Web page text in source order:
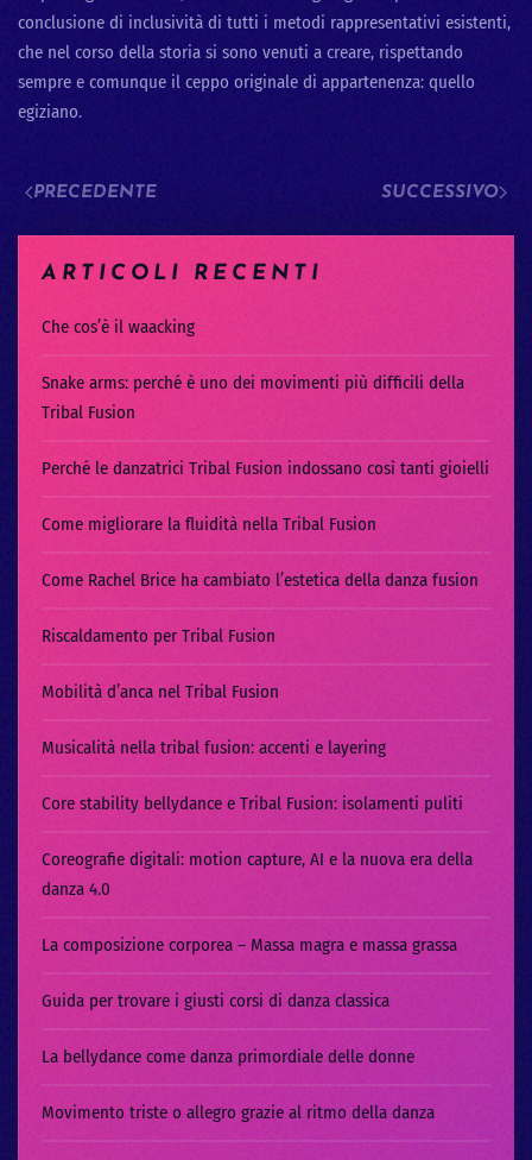
conclusione di inclusività di tutti i metodi rappresentativi esistenti,
che nel corso della storia si sono venuti a creare, rispettando
sempre e comunque il ceppo originale di appartenenza: quello
egiziano.
PRECEDENTE SUCCESSIVO
ARTICOLI RECENTI
Che cos’è il waacking
Snake arms: perché è uno dei movimenti più difficili della
Tribal Fusion
Perché le danzatrici Tribal Fusion indossano così tanti gioielli
Come migliorare la fluidità nella Tribal Fusion
Come Rachel Brice ha cambiato l’estetica della danza fusion
Riscaldamento per Tribal Fusion
Mobilità d’anca nel Tribal Fusion
Musicalità nella tribal fusion: accenti e layering
Core stability bellydance e Tribal Fusion: isolamenti puliti
Coreografie digitali: motion capture, AI e la nuova era della
danza 4.0
La composizione corporea – Massa magra e massa grassa
Guida per trovare i giusti corsi di danza classica
La bellydance come danza primordiale delle donne
Movimento triste o allegro grazie al ritmo della danza